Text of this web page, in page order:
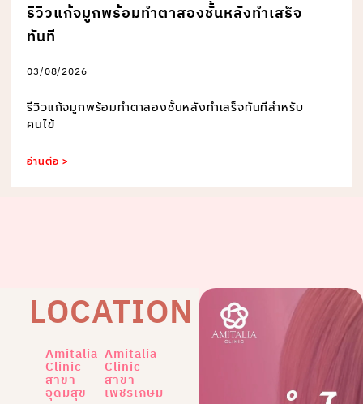
รีวิวแก้จมูกพร้อมทำตาสองชั้นหลังทำเสร็จ
ทันที
03/08/2026
รีวิวแก้จมูกพร้อมทำตาสองชั้นหลังทำเสร็จทันทีสำหรับ
คนไข้
อ่านต่อ >
LOCATION
Amitalia
Clinic
สาขา
อุดมสุข
Amitalia
Clinic
สาขา
เพชรเกษม